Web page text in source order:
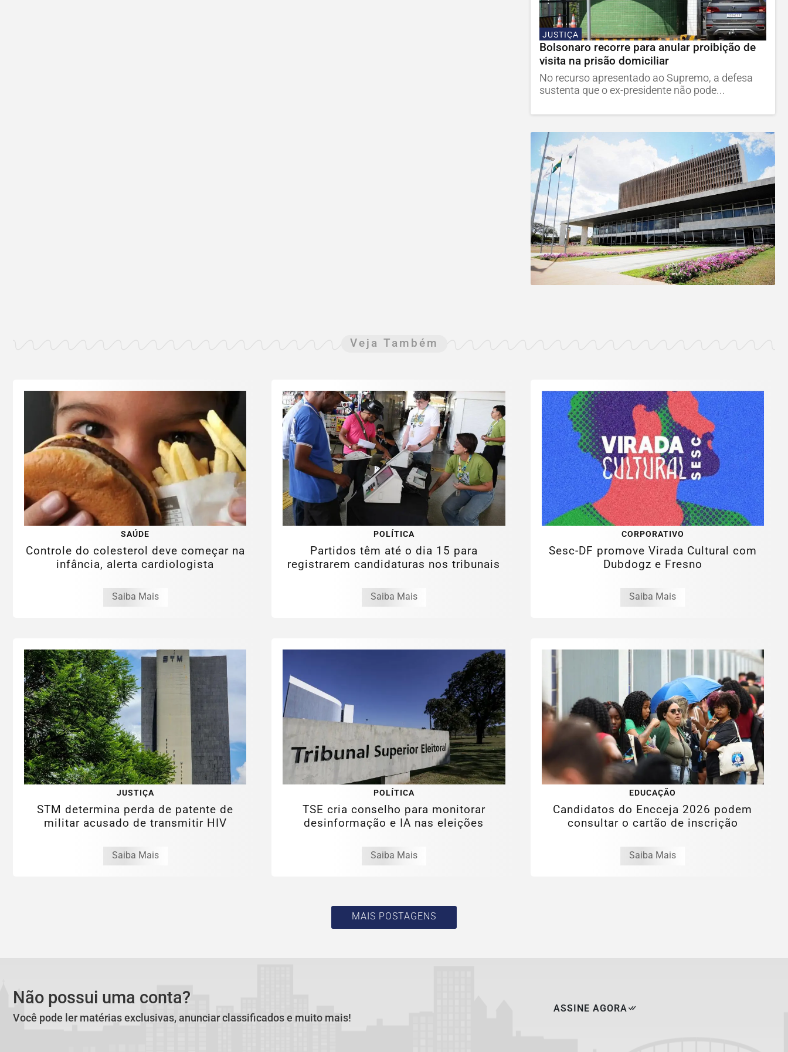
JUSTIÇA
Bolsonaro recorre para anular proibição de
visita na prisão domiciliar
No recurso apresentado ao Supremo, a defesa
sustenta que o ex-presidente não pode...
Veja Também
SAÚDE
Controle do colesterol deve começar na
infância, alerta cardiologista
Saiba Mais
POLÍTICA
Partidos têm até o dia 15 para
registrarem candidaturas nos tribunais
Saiba Mais
CORPORATIVO
Sesc-DF promove Virada Cultural com
Dubdogz e Fresno
Saiba Mais
JUSTIÇA
STM determina perda de patente de
militar acusado de transmitir HIV
Saiba Mais
POLÍTICA
TSE cria conselho para monitorar
desinformação e IA nas eleições
Saiba Mais
EDUCAÇÃO
Candidatos do Encceja 2026 podem
consultar o cartão de inscrição
Saiba Mais
MAIS POSTAGENS
Não possui uma conta?
Você pode ler matérias exclusivas, anunciar classificados e muito mais!
ASSINE AGORA